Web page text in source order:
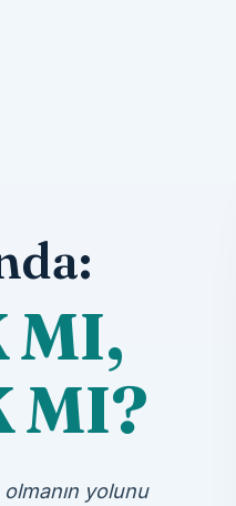
MI,
MI?
yolunu